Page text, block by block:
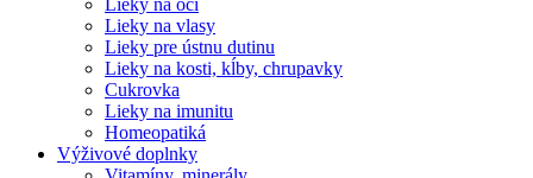
Lieky na oči
Lieky na vlasy
Lieky pre ústnu dutinu
Lieky na kosti, kĺby, chrupavky
Cukrovka
Lieky na imunitu
Homeopatiká
Výživové doplnky